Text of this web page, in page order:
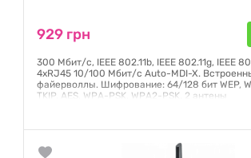
929 грн
300 Мбит/с, IEEE 802.11b, IEEE 802.11g, IEEE
4xRJ45 10/100 Мбит/с Auto-MDI-X.
файерволлы. Шифрование: 64/128 бит WEP,
TKIP, AES, WPA-PSK, WPA2-PSK. 2 антены